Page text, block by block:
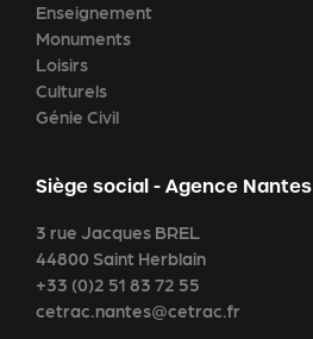
Enseignement
Monuments
Loisirs
Culturels
Génie Civil
Siège social - Agence Nantes
3 rue Jacques BREL
44800 Saint Herblain
+33 (0)2 51 83 72 55
cetrac.nantes@cetrac.fr